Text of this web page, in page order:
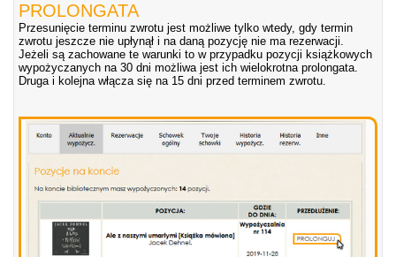
PROLONGATA
Przesunięcie terminu zwrotu jest możliwe tylko wtedy, gdy termin
zwrotu jeszcze nie upłynął i na daną pozycję nie ma rezerwacji.
Jeżeli są zachowane te warunki to w przypadku pozycji książkowych
wypożyczanych na 30 dni możliwa jest ich wielokrotna prolongata.
Druga i kolejna włącza się na 15 dni przed terminem zwrotu.